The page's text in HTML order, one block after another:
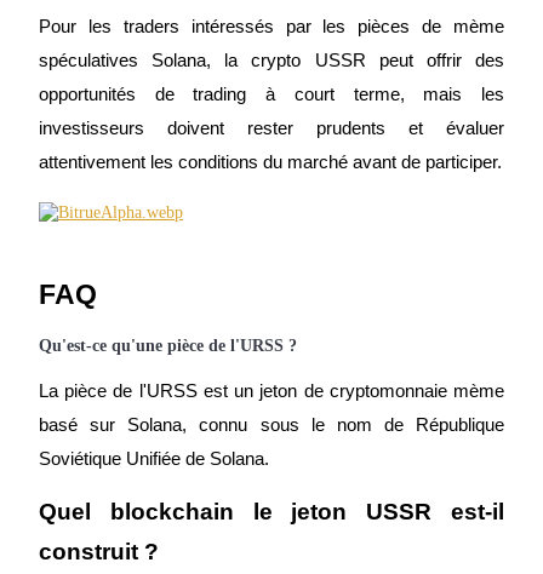
Invitez un ami pour recevoir des récompenses en espèces
BTC Welcome Rewards
BTC Welcome Rewards
Deposit & Trade BTC to Share 25000 USDT prize pool!
Pour les traders intéressés par les pièces de mème
spéculatives Solana, la crypto USSR peut offrir des
opportunités de trading à court terme, mais les
investisseurs doivent rester prudents et évaluer
attentivement les conditions du marché avant de participer.
FAQ
Qu'est-ce qu'une pièce de l'URSS ?
La pièce de l'URSS est un jeton de cryptomonnaie mème
basé sur Solana, connu sous le nom de République
Soviétique Unifiée de Solana.
Quel blockchain le jeton USSR est-il
construit ?